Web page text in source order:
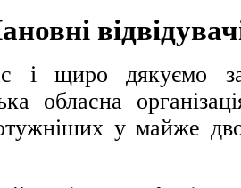
і щиро дякуємо за
обласна
у майже